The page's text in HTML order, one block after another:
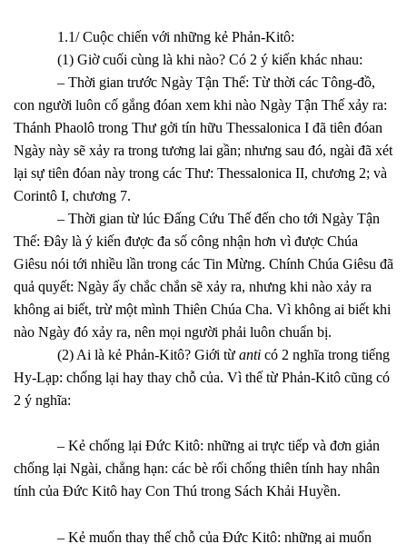
1.1/ Cuộc chiến với những kẻ Phản-Kitô:
(1) Giờ cuối cùng là khi nào? Có 2 ý kiến khác nhau:
– Thời gian trước Ngày Tận Thế: Từ thời các Tông-đồ,
con người luôn cố gắng đóan xem khi nào Ngày Tận Thế xảy ra:
Thánh Phaolô trong Thư gởi tín hữu Thessalonica I đã tiên đóan
Ngày này sẽ xảy ra trong tương lai gần; nhưng sau đó, ngài đã xét
lại sự tiên đóan này trong các Thư: Thessalonica II, chương 2; và
Corintô I, chương 7.
– Thời gian từ lúc Đấng Cứu Thế đến cho tới Ngày Tận
Thế: Đây là ý kiến được đa số công nhận hơn vì được Chúa
Giêsu nói tới nhiều lần trong các Tin Mừng. Chính Chúa Giêsu đã
quả quyết: Ngày ấy chắc chắn sẽ xảy ra, nhưng khi nào xảy ra
không ai biết, trừ một mình Thiên Chúa Cha. Vì không ai biết khi
nào Ngày đó xảy ra, nên mọi người phải luôn chuẩn bị.
(2) Ai là kẻ Phản-Kitô? Giới từ anti có 2 nghĩa trong tiếng
Hy-Lạp: chống lại hay thay chỗ của. Vì thế từ Phản-Kitô cũng có
2 ý nghĩa:
– Kẻ chống lại Đức Kitô: những ai trực tiếp và đơn giản
chống lại Ngài, chẳng hạn: các bè rối chống thiên tính hay nhân
tính của Đức Kitô hay Con Thú trong Sách Khải Huyền.
– Kẻ muốn thay thế chỗ của Đức Kitô: những ai muốn